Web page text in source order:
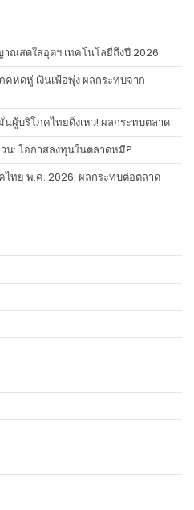
าณสดใสอุตฯ เทคโนโลยีถึงปี 2026
คหดหู่ เงินเฟ้อพุ่ง ผลกระทบจาก
ผู้บริโภคไทยดิ่งเหว! ผลกระทบตลาด
น: โอกาสลงทุนในตลาดหมี?
ทย พ.ค. 2026: ผลกระทบต่อตลาด